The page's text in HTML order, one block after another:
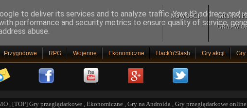
NOWOŚCI
GRY NA
GRAJ W
Przygodowe RPG Wojenne Ekonomiczne Hack'n'Slash Gry akcji Gry
, [TOP] Gry przeglądarkowe , Ekonomiczne , Gry na Androida , Gry przeglądarkowe online
to deliver its services and to analyze traffic. Your IP address and
performance and security metrics to ensure quality of service,
abuse.